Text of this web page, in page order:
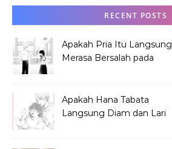
RECENT POSTS
Apakah Pria Itu Langsung
Merasa Bersalah pada
Apakah Hana Tabata
Langsung Diam dan Lari